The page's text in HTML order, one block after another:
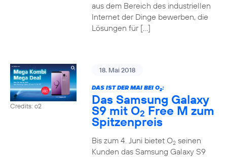
aus dem Bereich des industriellen
Internet der Dinge bewerben, die
Lösungen für […]
Credits: o2
18. Mai 2018
DAS IST DER MAI BEI O2:
Das Samsung Galaxy
S9 mit O2 Free M zum
Spitzenpreis
Bis zum 4. Juni bietet O2seinen
Kunden das Samsung Galaxy S9